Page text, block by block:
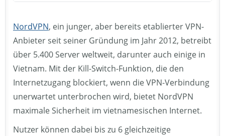
NordVPN, ein junger, aber bereits etablierter VPN-
Anbieter seit seiner Gründung im Jahr 2012, betreibt
über 5.400 Server weltweit, darunter auch einige in
Vietnam. Mit der Kill-Switch-Funktion, die den
Internetzugang blockiert, wenn die VPN-Verbindung
unerwartet unterbrochen wird, bietet NordVPN
maximale Sicherheit im vietnamesischen Internet.
Nutzer können dabei bis zu 6 gleichzeitige